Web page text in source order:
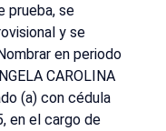
prueba, se
y se
en periodo
CAROLINA
(a) con cédula
en el cargo de